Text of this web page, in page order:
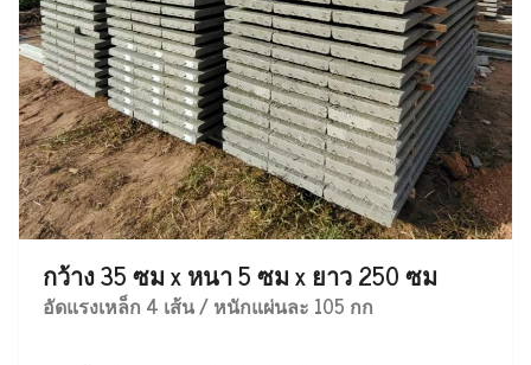
กว้าง 35 ซม x หนา 5 ซม x ยาว 250 ซม
อัดแรงเหล็ก 4 เส้น / หนักแผ่นละ 105 กก